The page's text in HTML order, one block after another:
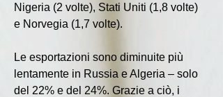
Nigeria (2 volte), Stati Uniti (1,8 volte)
e Norvegia (1,7 volte).
Le esportazioni sono diminuite più
lentamente in Russia e Algeria – solo
del 22% e del 24%. Grazie a ciò, i